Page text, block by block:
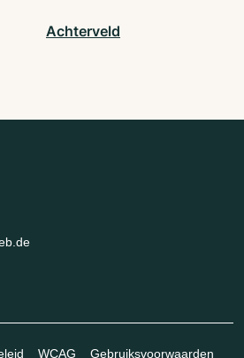
Achterveld
WCAG Gebruiksvoorwaarden